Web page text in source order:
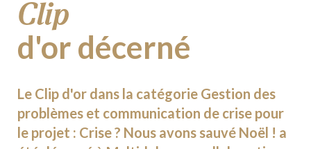
Clip
d'or décerné
Le Clip d'or dans la catégorie Gestion des
problèmes et communication de crise pour
le projet : Crise ? Nous avons sauvé Noël ! a